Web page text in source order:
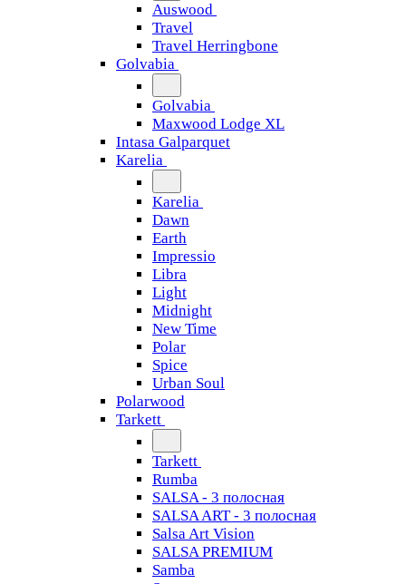
Auswood
Travel
Travel Herringbone
Golvabia
Golvabia
Maxwood Lodge XL
Intasa Galparquet
Karelia
Karelia
Dawn
Earth
Impressio
Libra
Light
Midnight
New Time
Polar
Spice
Urban Soul
Polarwood
Tarkett
Tarkett
Rumba
SALSA - 3 полосная
SALSA ART - 3 полосная
Salsa Art Vision
SALSA PREMIUM
Samba